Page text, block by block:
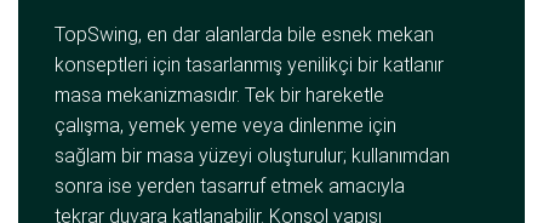
TopSwing, en dar alanlarda bile esnek mekan
konseptleri için tasarlanmış yenilikçi bir katlanır
masa mekanizmasıdır. Tek bir hareketle
çalışma, yemek yeme veya dinlenme için
sağlam bir masa yüzeyi oluşturulur; kullanımdan
sonra ise yerden tasarruf etmek amacıyla
tekrar duvara katlanabilir. Konsol yapısı